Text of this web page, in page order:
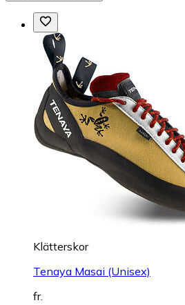
Klätterskor
Tenaya Masai (Unisex)
fr.